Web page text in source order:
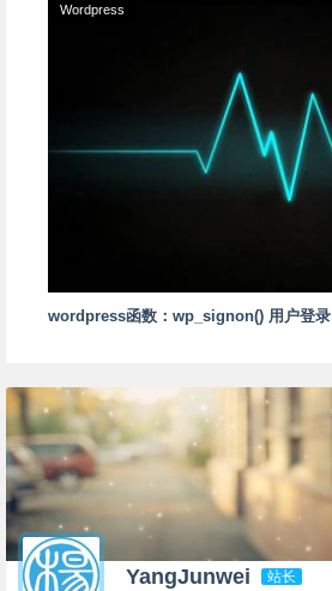
Wordpress
wordpress函数：wp_signon() 用户登录
YangJunwei 站长